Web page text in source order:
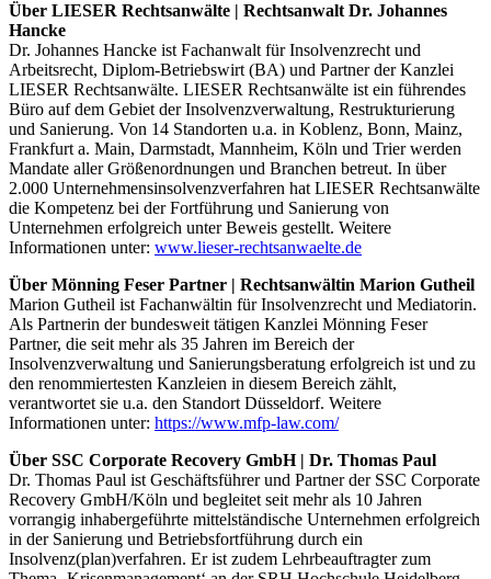
Über LIESER Rechtsanwälte | Rechtsanwalt Dr. Johannes
Hancke
Dr. Johannes Hancke ist Fachanwalt für Insolvenzrecht und
Arbeitsrecht, Diplom-Betriebswirt (BA) und Partner der Kanzlei
LIESER Rechtsanwälte. LIESER Rechtsanwälte ist ein führendes
Büro auf dem Gebiet der Insolvenzverwaltung, Restrukturierung
und Sanierung. Von 14 Standorten u.a. in Koblenz, Bonn, Mainz,
Frankfurt a. Main, Darmstadt, Mannheim, Köln und Trier werden
Mandate aller Größenordnungen und Branchen betreut. In über
2.000 Unternehmensinsolvenzverfahren hat LIESER Rechtsanwälte
die Kompetenz bei der Fortführung und Sanierung von
Unternehmen erfolgreich unter Beweis gestellt. Weitere
Informationen unter: www.lieser-rechtsanwaelte.de
Über Mönning Feser Partner | Rechtsanwältin Marion Gutheil
Marion Gutheil ist Fachanwältin für Insolvenzrecht und Mediatorin.
Als Partnerin der bundesweit tätigen Kanzlei Mönning Feser
Partner, die seit mehr als 35 Jahren im Bereich der
Insolvenzverwaltung und Sanierungsberatung erfolgreich ist und zu
den renommiertesten Kanzleien in diesem Bereich zählt,
verantwortet sie u.a. den Standort Düsseldorf. Weitere
Informationen unter: https://www.mfp-law.com/
Über SSC Corporate Recovery GmbH | Dr. Thomas Paul
Dr. Thomas Paul ist Geschäftsführer und Partner der SSC Corporate
Recovery GmbH/Köln und begleitet seit mehr als 10 Jahren
vorrangig inhabergeführte mittelständische Unternehmen erfolgreich
in der Sanierung und Betriebsfortführung durch ein
Insolvenz(plan)verfahren. Er ist zudem Lehrbeauftragter zum